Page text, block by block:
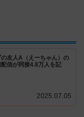
の友人A（えーちゃん）の
信が同接4.8万人を記
2025.07.05